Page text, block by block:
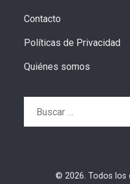
Contacto
Políticas de Privacidad
Quiénes somos
© 2026. Todos los